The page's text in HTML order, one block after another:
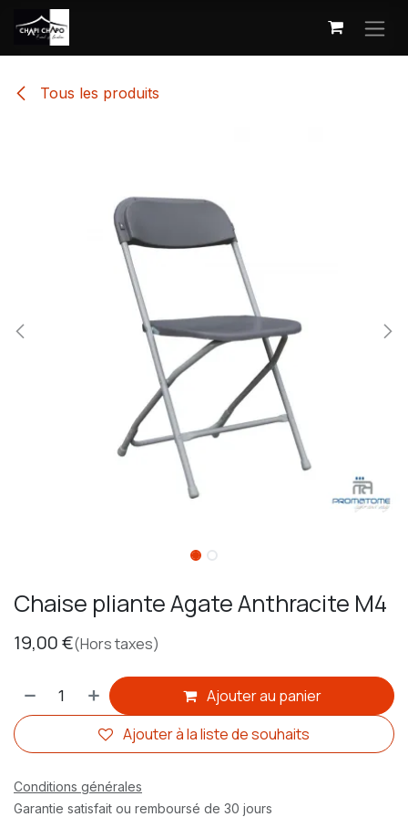
Se rendre au contenu
Tous les produits
Chaise pliante Agate Anthracite M4
19,00€(Hors taxes)
Ajouter au panier
Ajouter à la liste de souhaits
Conditions générales
Garantie satisfait ou remboursé de 30 jours